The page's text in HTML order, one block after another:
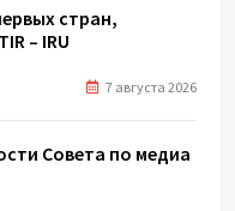
стран,
– IRU
7 августа 2026
Совета по медиа